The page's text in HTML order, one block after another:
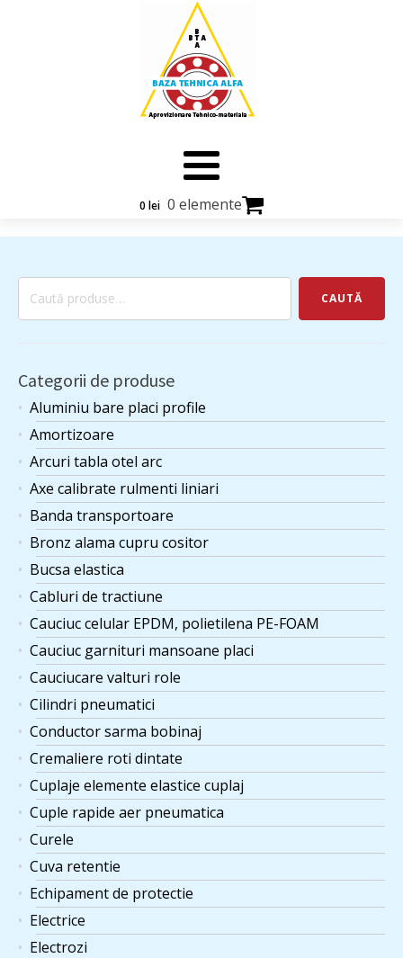
0 lei 0 elemente
Caută
CAUTĂ
Categorii de produse
Aluminiu bare placi profile
Amortizoare
Arcuri tabla otel arc
Axe calibrate rulmenti liniari
Banda transportoare
Bronz alama cupru cositor
Bucsa elastica
Cabluri de tractiune
Cauciuc celular EPDM, polietilena PE-FOAM
Cauciuc garnituri mansoane placi
Cauciucare valturi role
Cilindri pneumatici
Conductor sarma bobinaj
Cremaliere roti dintate
Cuplaje elemente elastice cuplaj
Cuple rapide aer pneumatica
Curele
Cuva retentie
Echipament de protectie
Electrice
Electrozi